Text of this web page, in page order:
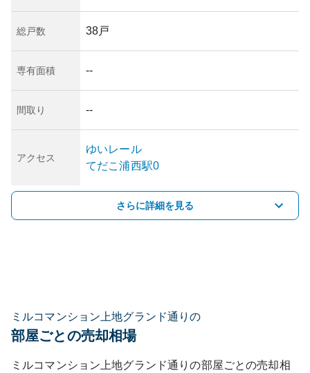
総戸数 38戸
専有面積 --
間取り --
アクセス
ゆいレール
てだこ浦西駅0
さらに詳細を見る
ミルコマンション上地グランド通りの
部屋ごとの売却相場
ミルコマンション上地グランド通りの部屋ごとの売却相